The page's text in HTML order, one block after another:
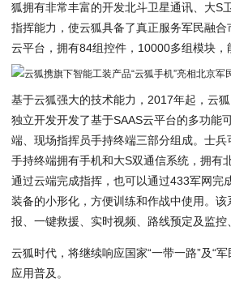
狐拥有非常丰富的开发北斗卫星通讯、大S
指挥能力，使云狐具备了真正服务军民融
云平台，拥有84组控件，10000多组模块
基于云狐强大的技术能力，2017年起，云
独立开发开发了基于SAAS云平台的多功能
端、现场指挥员手持终端三部分组成。士
手持终端拥有手机和大S双通信系统，拥有
通过云端完成指挥，也可以通过433军网完
装备的小形化，方便训练和作战中使用。
报、一键救援、实时视频、路线预定及监
云狐时代，将继续响应国家“一带一路”及“
应用普及。